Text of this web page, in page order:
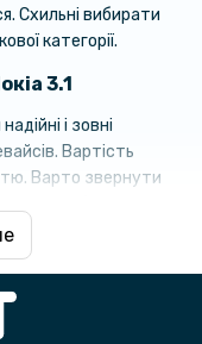
Схильні вибирати
категорії.
3.1
і зовні
Вартість
Варто звернути
вимогам покупців.